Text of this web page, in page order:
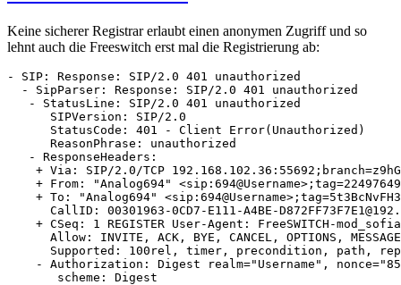
Keine sicherer Registrar erlaubt einen anonymen Zugriff und so
lehnt auch die Freeswitch erst mal die Registrierung ab:
- SIP: Response: SIP/2.0 401 unauthorized
  - SipParser: Response: SIP/2.0 401 unauthorized
   - StatusLine: SIP/2.0 401 unauthorized
      SIPVersion: SIP/2.0
      StatusCode: 401 - Client Error(Unauthorized)
      ReasonPhrase: unauthorized
   - ResponseHeaders:
+ Via: SIP/2.0/TCP
+ From: "Analog694"
+ To: "Analog694"
CallID: 00301963-0CD7-E111-A4BE-
+ CSeq: 1 REGISTER User-Agent: FreeSWITCH-
Allow: INVITE, ACK, BYE, CANCEL, OPTIONS,
Supported: 100rel, timer, precondition, path,
- Authorization: Digest realm="Username",
       scheme: Digest